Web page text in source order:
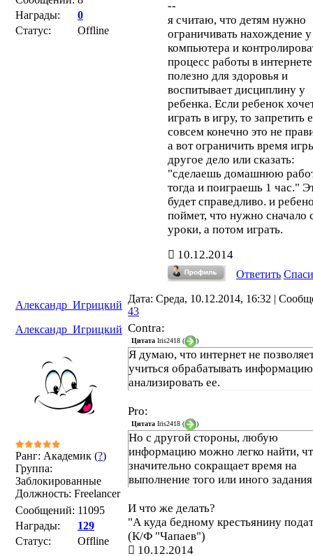
Награды:
0
Статус:
Offline
--
я считаю, что детям нужно
ограничивать нахождение у
компьютера и
процесс работы в
полезно для здоровья и
воспитывает дисциплину у
ребенка. Если ребенок
играть в игру, то запретить
совсем конечно это не
а вот ограничить время
другое дело или сказать:
"сделаешь домашнюю
тогда и поиграешь 1 час."
будет справедливо. и
поймет, что нужно сначало
уроки, а потом играть.
10.12.2014
Ответить
Александр_Игрицкий
Дата: Среда, 10.12.2014, 16:32 |
43
Александр_Игрицкий
Ранг: Академик (?)
Группа:
Заблокированные
Должность: Freelancer
Сообщений: 11095
Награды:
129
Статус:
Offline
Contra:
Цитата Iris2418 ( )
Я думаю, что интернет не
учиться обрабатывать
анализировать ее.
Pro:
Цитата Iris2418 ( )
Но с другой стороны, любую
информацию можно легко найти,
значительно сокращает время на
выполнение того или иного
И что же делать?
"А куда бедному крестьянину
(К/Ф "Чапаев")
10.12.2014